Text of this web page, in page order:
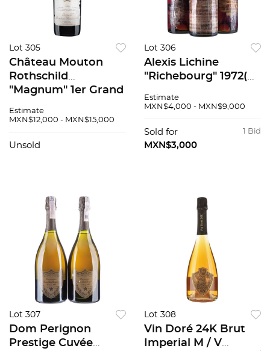
Lot 305
Château Mouton
Rothschild
"Magnum" 1er Grand
1976 Pauillac, Francia
hombro 94 / 100
Estimate
MXN$12,000 - MXN$15,000
Unsold
Lot 306
Alexis Lichine
"Richebourg" 1972(
Corton" 1970 3 pzs
Estimate
MXN$4,000 - MXN$9,000
1 Bid
Sold for
MXN$3,000
Lot 307
Dom Perignon
Prestige Cuvée
Lot 308
Vin Doré 24K Brut
Imperial M / V